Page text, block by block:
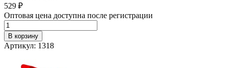
529 ₽
Оптовая цена доступна после регистрации
В корзину
Артикул: 1318